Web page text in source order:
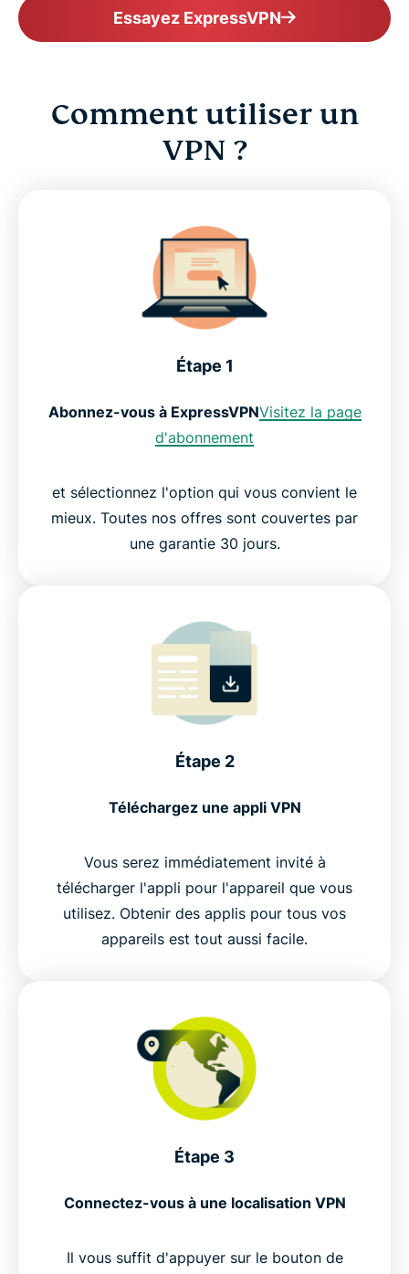
Essayez ExpressVPN
Comment utiliser un
VPN ?
Étape 1
Abonnez-vous à ExpressVPNVisitez la page
d'abonnement
et sélectionnez l'option qui vous convient le
mieux. Toutes nos offres sont couvertes par
une garantie 30 jours.
Étape 2
Téléchargez une appli VPN
Vous serez immédiatement invité à
télécharger l'appli pour l'appareil que vous
utilisez. Obtenir des applis pour tous vos
appareils est tout aussi facile.
Étape 3
Connectez-vous à une localisation VPN
Il vous suffit d'appuyer sur le bouton de